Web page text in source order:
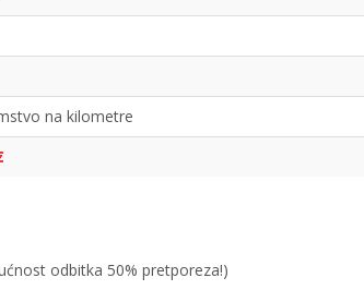
na kilometre
odbitka 50% pretporeza!)